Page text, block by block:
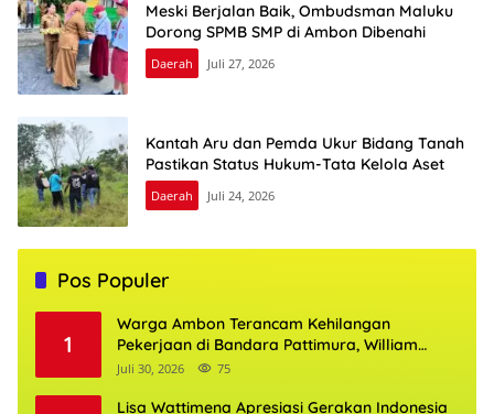
Meski Berjalan Baik, Ombudsman Maluku
Dorong SPMB SMP di Ambon Dibenahi
Daerah Juli 27, 2026
Kantah Aru dan Pemda Ukur Bidang Tanah
Pastikan Status Hukum-Tata Kelola Aset
Daerah Juli 24, 2026
Pos Populer
1
Warga Ambon Terancam Kehilangan
Pekerjaan di Bandara Pattimura, William
Mairuhu Desak Maskapai Utamakan Tenaga
Juli 30, 2026 75
Lisa Wattimena Apresiasi Gerakan Indonesia